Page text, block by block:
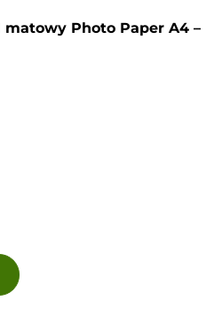
matowy Photo Paper A4 –